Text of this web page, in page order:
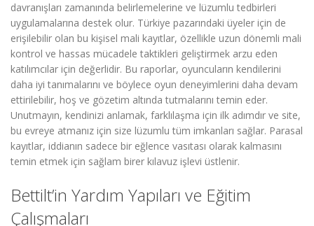
davranışları zamanında belirlemelerine ve lüzumlu tedbirleri
uygulamalarına destek olur. Türkiye pazarındaki üyeler için de
erişilebilir olan bu kişisel mali kayıtlar, özellikle uzun dönemli mali
kontrol ve hassas mücadele taktikleri geliştirmek arzu eden
katılımcılar için değerlidir. Bu raporlar, oyuncuların kendilerini
daha iyi tanımalarını ve böylece oyun deneyimlerini daha devam
ettirilebilir, hoş ve gözetim altında tutmalarını temin eder.
Unutmayın, kendinizi anlamak, farklılaşma için ilk adımdır ve site,
bu evreye atmanız için size lüzumlu tüm imkanları sağlar. Parasal
kayıtlar, iddianın sadece bir eğlence vasıtası olarak kalmasını
temin etmek için sağlam birer kılavuz işlevi üstlenir.
Bettilt’in Yardım Yapıları ve Eğitim
Çalışmaları